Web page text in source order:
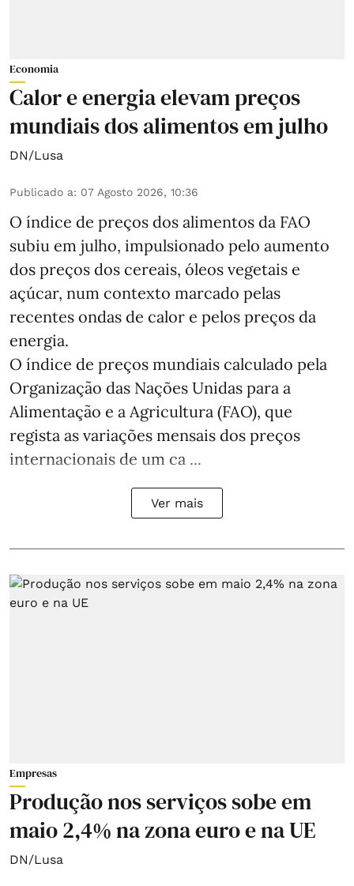
Economia
Calor e energia elevam preços
mundiais dos alimentos em julho
DN/Lusa
Publicado a: 07 Agosto 2026, 10:36
O índice de preços dos alimentos da FAO
subiu em julho, impulsionado pelo aumento
dos preços dos cereais, óleos vegetais e
açúcar, num contexto marcado pelas
recentes ondas de calor e pelos preços da
energia.
O índice de preços mundiais calculado pela
Organização das Nações Unidas para a
Alimentação e a Agricultura (FAO), que
regista as variações mensais dos preços
internacionais de um ca ...
Ver mais
Empresas
Produção nos serviços sobe em
maio 2,4% na zona euro e na UE
DN/Lusa